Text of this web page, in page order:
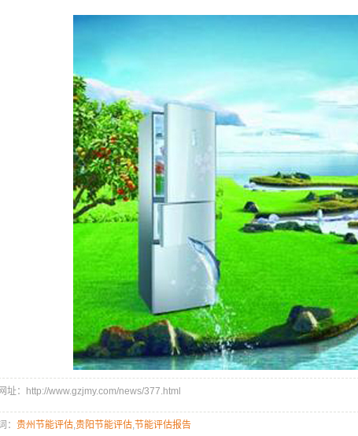
址：http://www.gzjmy.com/news/377.html
： 贵州节能评估,贵阳节能评估,节能评估报告